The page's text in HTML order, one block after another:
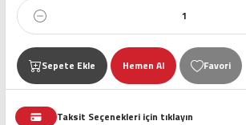
Sepete Ekle Hemen Al
Taksit Seçenekleri için tıklayın